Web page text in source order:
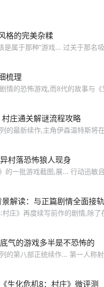
格的完美杂糅
属于那种“游戏... 过关于那名
梳理
情的恐怖游戏,而8代的故事与
村庄通关解谜流程攻略
的最新续作,主角伊森温特斯将
村落恐怖狼人现身
的一批游戏截图,展... 行动迅敏
解读：与正篇剧情全面接轨
庄》再度续写前作的剧情,除
气的游戏多半是不恐怖的
的第八部正统续作... 第一人称
生化危机8：村庄》微评测